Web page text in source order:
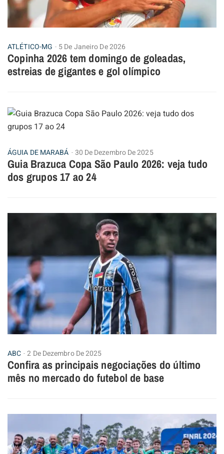
ATLÉTICO-MG 5 De Janeiro De 2026
Copinha 2026 tem domingo de goleadas,
estreias de gigantes e gol olímpico
ÁGUIA DE MARABÁ 30 De Dezembro De 2025
Guia Brazuca Copa São Paulo 2026: veja tudo
dos grupos 17 ao 24
ABC 2 De Dezembro De 2025
Confira as principais negociações do último
mês no mercado do futebol de base